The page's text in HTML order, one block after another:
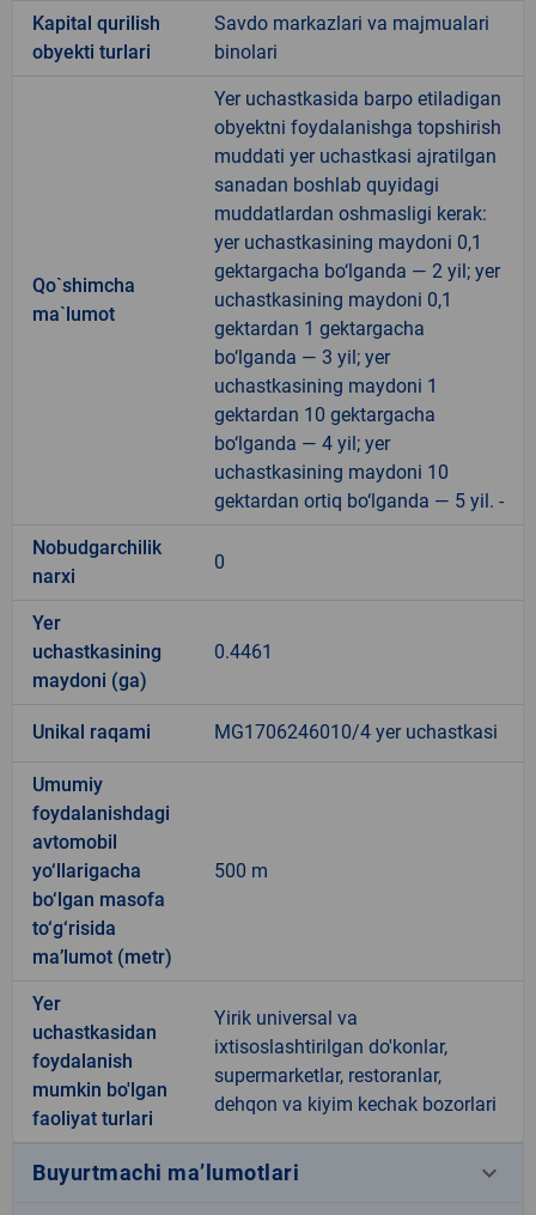
Kapital qurilish
obyekti turlari
Savdo markazlari va majmualari
binolari
Qo`shimcha
ma`lumot
Yer uchastkasida barpo etiladigan
obyektni foydalanishga topshirish
muddati yer uchastkasi ajratilgan
sanadan boshlab quyidagi
muddatlardan oshmasligi kerak:
yer uchastkasining maydoni 0,1
gektargacha bo‘lganda — 2 yil; yer
uchastkasining maydoni 0,1
gektardan 1 gektargacha
bo‘lganda — 3 yil; yer
uchastkasining maydoni 1
gektardan 10 gektargacha
bo‘lganda — 4 yil; yer
uchastkasining maydoni 10
gektardan ortiq bo‘lganda — 5 yil. -
Nobudgarchilik
narxi
0
Yer
uchastkasining
maydoni (ga)
0.4461
Unikal raqami MG1706246010/4 yer uchastkasi
Umumiy
foydalanishdagi
avtomobil
yo‘llarigacha
bo‘lgan masofa
to‘g‘risida
ma’lumot (metr)
500 m
Yer
uchastkasidan
foydalanish
mumkin bo'lgan
faoliyat turlari
Yirik universal va
ixtisoslashtirilgan do'konlar,
supermarketlar, restoranlar,
dehqon va kiyim kechak bozorlari
Buyurtmachi ma’lumotlari keyboard_arrow_down